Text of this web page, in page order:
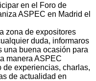
en el Foro de
ASPEC en Madrid el
zona de expositores
duda, informaros
una buena ocasión para
manera ASPEC
de experiencias, charlas,
de actualidad en